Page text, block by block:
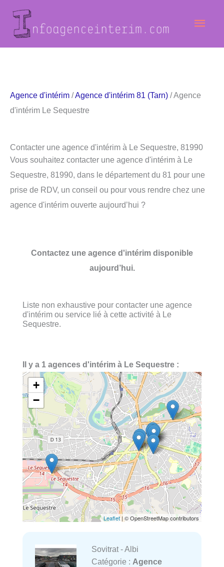
contenu
Agence d'intérim /Agence d'intérim 81 (Tarn) / Agence
d'intérim Le Sequestre
Contacter une agence d'intérim à Le Sequestre, 81990
Vous souhaitez contacter une agence d'intérim à Le
Sequestre, 81990, dans le département du 81 pour une
prise de RDV, un conseil ou pour vous rendre chez une
agence d'intérim ouverte aujourd’hui ?
Contactez une agence d'intérim disponible
aujourd’hui.
Liste non exhaustive pour contacter une agence
d'intérim ou service lié à cette activité à Le
Sequestre.
Il y a 1 agences d'intérim à Le Sequestre :
+
−
Leaflet| © OpenStreetMap contributors
Sovitrat - Albi
Catégorie : Agence